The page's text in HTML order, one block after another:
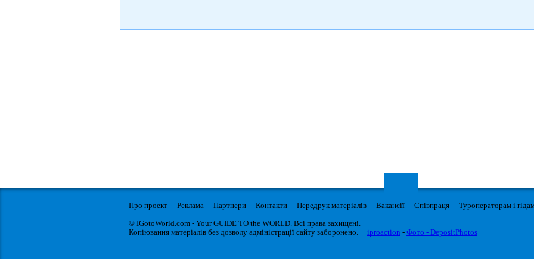
Про проект Реклама Партнери Контакти Передрук матеріалів Вакансії Співпраця Туроператорам і
© IGotoWorld.com - Your GUIDE TO the WORLD. Всі права захищені.
Копіювання матеріалів без дозволу адміністрації сайту заборонено.
iproaction - Фото - DepositPhotos